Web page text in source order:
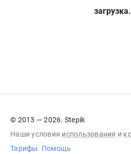
© 2013 — 2026. Stepik
Наши условия использования и
Тарифы
Помощь